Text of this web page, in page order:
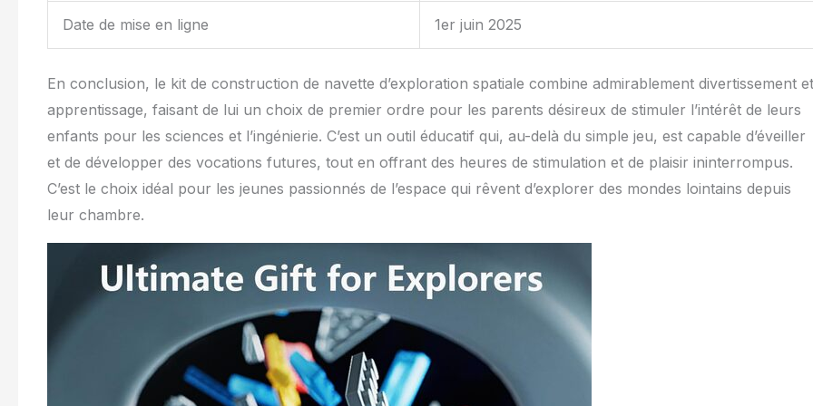
Date de mise en ligne 1er juin 2025
En conclusion, le kit de construction de navette d’exploration spatiale combine admirablement divertissement et
apprentissage, faisant de lui un choix de premier ordre pour les parents désireux de stimuler l’intérêt de leurs
enfants pour les sciences et l’ingénierie. C’est un outil éducatif qui, au-delà du simple jeu, est capable d’éveiller
et de développer des vocations futures, tout en offrant des heures de stimulation et de plaisir ininterrompus.
C’est le choix idéal pour les jeunes passionnés de l’espace qui rêvent d’explorer des mondes lointains depuis
leur chambre.